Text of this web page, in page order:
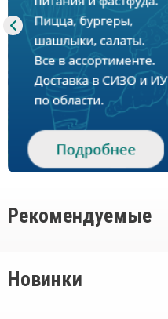
Рекомендуемые
Новинки